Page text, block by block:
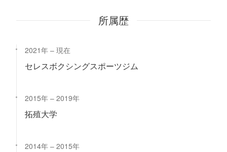
所属歴
2021年 現在
セレスボクシングスポーツジム
2015年 2019年
拓殖大学
2014年 2015年